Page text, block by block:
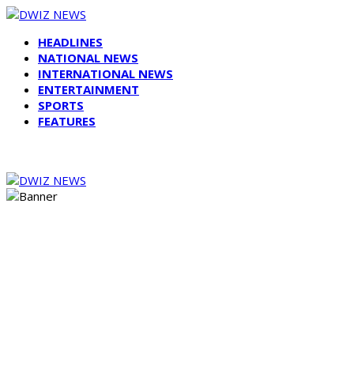
HEADLINES
NATIONAL NEWS
INTERNATIONAL NEWS
ENTERTAINMENT
SPORTS
FEATURES